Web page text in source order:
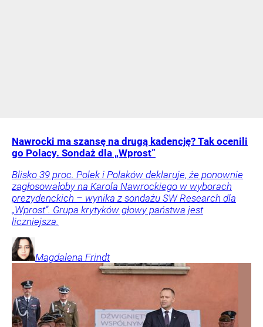
Nawrocki ma szansę na drugą kadencję? Tak ocenili
go Polacy. Sondaż dla „Wprost”
Blisko 39 proc. Polek i Polaków deklaruje, że ponownie
zagłosowałoby na Karola Nawrockiego w wyborach
prezydenckich – wynika z sondażu SW Research dla
„Wprost”. Grupa krytyków głowy państwa jest
liczniejsza.
Magdalena Frindt